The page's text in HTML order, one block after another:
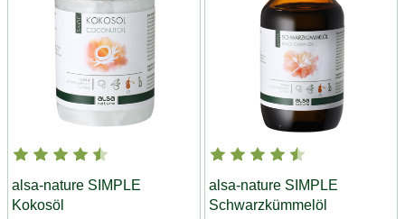
alsa-nature SIMPLE
Kokosöl
alsa-nature SIMPLE
Schwarzkümmelöl